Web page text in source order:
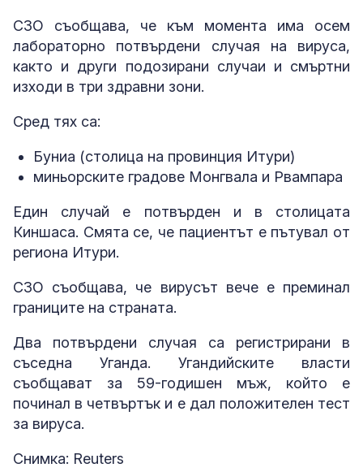
СЗО съобщава, че към момента има осем
лабораторно потвърдени случая на вируса,
както и други подозирани случаи и смъртни
изходи в три здравни зони.
Сред тях са:
Буниa (столица на провинция Итури)
миньорските градове Монгвала и Рвампара
Един случай е потвърден и в столицата
Киншаса. Смята се, че пациентът е пътувал от
региона Итури.
СЗО съобщава, че вирусът вече е преминал
границите на страната.
Два потвърдени случая са регистрирани в
съседна Уганда. Угандийските власти
съобщават за 59-годишен мъж, който е
починал в четвъртък и е дал положителен тест
за вируса.
Снимка: Reuters